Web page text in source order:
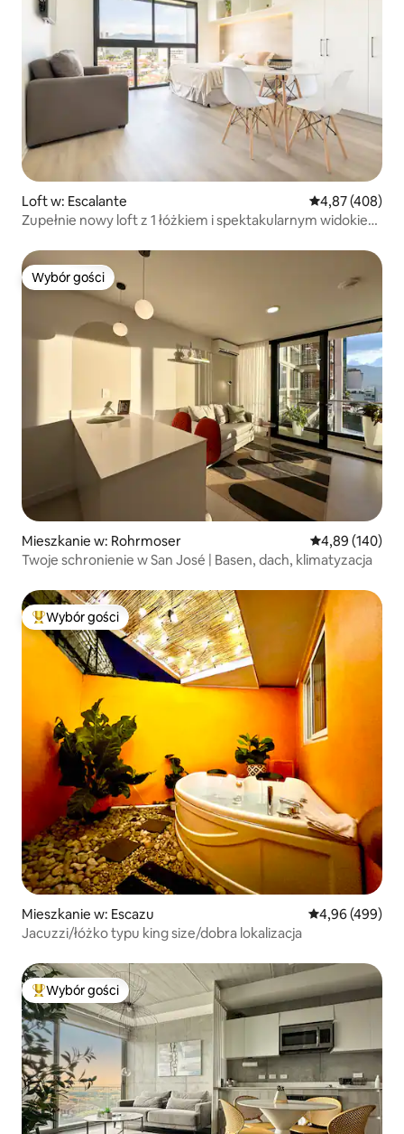
Loft w: Escalante Średnia
4,87 (408)
Zupełnie nowy loft z 1 łóżkiem i spektakularnym widokiem
Wybór gości
Wybór gości
Mieszkanie w: Rohrmoser Średnia
4,89 (140)
Twoje schronienie w San José | Basen, dach, klimatyzacja
Najpopularniejsze z kategorii Wybór gości
Wybór gości
Mieszkanie w: Escazu Średnia
4,96 (499)
Jacuzzi/łóżko typu king size/dobra lokalizacja
Najpopularniejsze z kategorii Wybór gości
Wybór gości